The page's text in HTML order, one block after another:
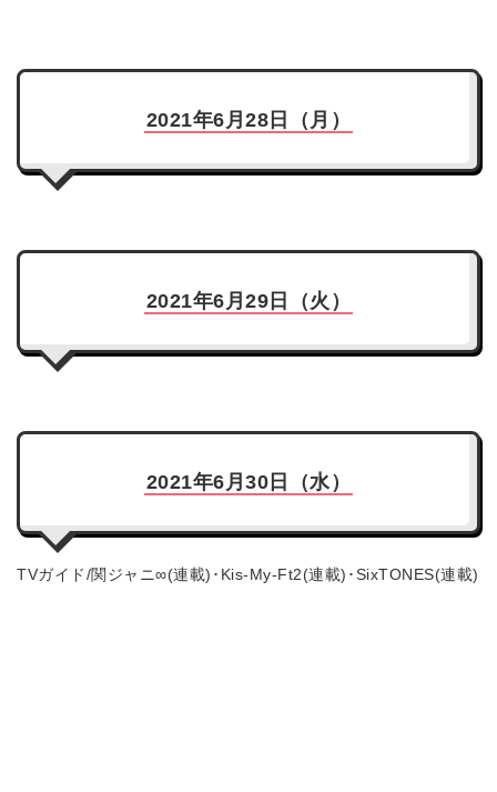
2021年6月28日（月）
2021年6月29日（火）
2021年6月30日（水）
TVガイド/関ジャニ∞(連載)･Kis-My-Ft2(連載)･SixTONES(連載)